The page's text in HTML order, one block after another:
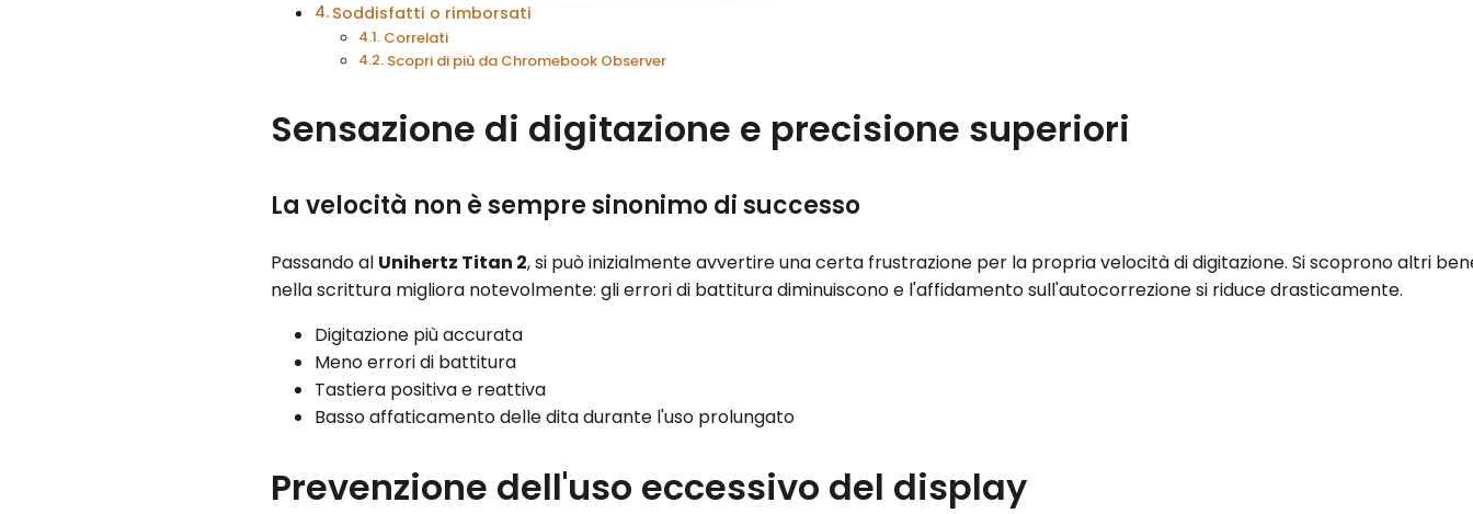
Soddisfatti o rimborsati
Correlati
Scopri di più da Chromebook Observer
Sensazione di digitazione e precisione superiori
La velocità non è sempre sinonimo di successo
Passando al Unihertz Titan 2, si può inizialmente avvertire una certa frustrazione per la propria velocità di digitazione. Si scoprono altri
nella scrittura migliora notevolmente: gli errori di battitura diminuiscono e l'affidamento sull'autocorrezione si riduce drasticamente.
Digitazione più accurata
Meno errori di battitura
Tastiera positiva e reattiva
Basso affaticamento delle dita durante l'uso prolungato
Prevenzione dell'uso eccessivo del display